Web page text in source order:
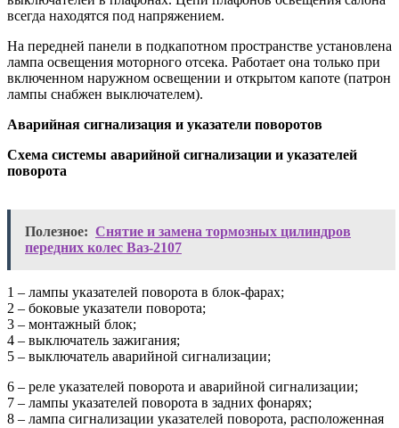
всегда находятся под напряжением.
На передней панели в подкапотном пространстве установлена
лампа освещения моторного отсека. Работает она только при
включенном наружном освещении и открытом капоте (патрон
лампы снабжен выключателем).
Аварийная сигнализация и указатели поворотов
Схема системы аварийной сигнализации и указателей
поворота
Полезное: Снятие и замена тормозных цилиндров
передних колес Ваз-2107
1 – лампы указателей поворота в блок-фарах;
2 – боковые указатели поворота;
3 – монтажный блок;
4 – выключатель зажигания;
5 – выключатель аварийной сигнализации;
6 – реле указателей поворота и аварийной сигнализации;
7 – лампы указателей поворота в задних фонарях;
8 – лампа сигнализации указателей поворота, расположенная